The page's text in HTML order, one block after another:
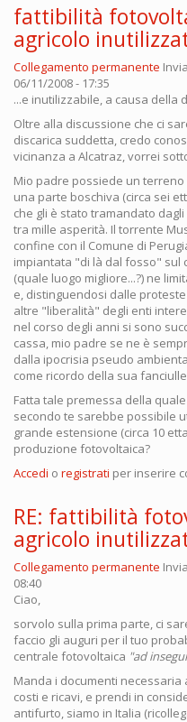
fattibilità
agricolo
Collegamento permanente
06/11/2008 - 17:35
...e inutilizzabile, a causa della
Oltre alla discussione che ci
discarica suddetta, credo
vicinanza a Alcatraz, vorrei
Mio padre possiede un terreno
una parte boschiva (circa sei
che gli è stato tramandato
tra mille asperità. Il torrente
confine con il Comune di
impiantata "di là dal fosso" sul
(quale luogo migliore...?) ne
e, distinguendosi dalle
altre "liberalità" degli enti
nel corso degli anni si sono
cassa, mio padre se ne è
dalla ipocrisia pseudo
come ricordo della sua
Fatta tale premessa della
secondo te sarebbe possibile
grande estensione (circa 10
produzione fotovoltaica?
Accedi o registrati per inserire
RE: fattibilità
agricolo
Collegamento permanente
08:40
Ciao,
sorvolo sulla prima parte, ci
faccio gli auguri per il tuo
centrale fotovoltaica "ad
Manda i documenti
costi e ricavi, e prendi in
antifurto, siamo in Italia